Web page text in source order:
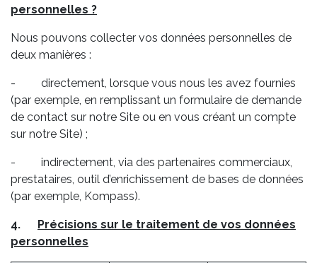
personnelles ?
Nous pouvons collecter vos données personnelles de
deux manières :
- directement, lorsque vous nous les avez fournies
(par exemple, en remplissant un formulaire de demande
de contact sur notre Site ou en vous créant un compte
sur notre Site) ;
- indirectement, via des partenaires commerciaux,
prestataires, outil d’enrichissement de bases de données
(par exemple, Kompass).
4. Précisions sur le traitement de vos données
personnelles